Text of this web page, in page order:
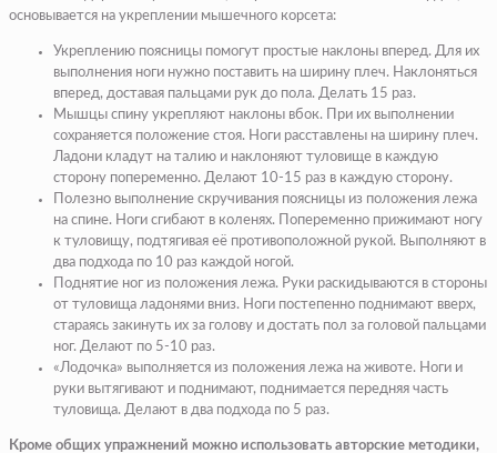
основывается на укреплении мышечного корсета:
Укреплению поясницы помогут простые наклоны вперед. Для их
выполнения ноги нужно поставить на ширину плеч. Наклоняться
вперед, доставая пальцами рук до пола. Делать 15 раз.
Мышцы спину укрепляют наклоны вбок. При их выполнении
сохраняется положение стоя. Ноги расставлены на ширину плеч.
Ладони кладут на талию и наклоняют туловище в каждую
сторону попеременно. Делают 10-15 раз в каждую сторону.
Полезно выполнение скручивания поясницы из положения лежа
на спине. Ноги сгибают в коленях. Попеременно прижимают ногу
к туловищу, подтягивая её противоположной рукой. Выполняют в
два подхода по 10 раз каждой ногой.
Поднятие ног из положения лежа. Руки раскидываются в стороны
от туловища ладонями вниз. Ноги постепенно поднимают вверх,
стараясь закинуть их за голову и достать пол за головой пальцами
ног. Делают по 5-10 раз.
«Лодочка» выполняется из положения лежа на животе. Ноги и
руки вытягивают и поднимают, поднимается передняя часть
туловища. Делают в два подхода по 5 раз.
Кроме общих упражнений можно использовать авторские методики,